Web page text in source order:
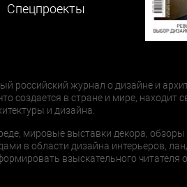
Cпецпроекты
российский журнал о дизайне и
создается в стране и мире,
и дизайна.
мировые выставки декора, обзоры
в области дизайна интерьеров,
взыскательного читателя